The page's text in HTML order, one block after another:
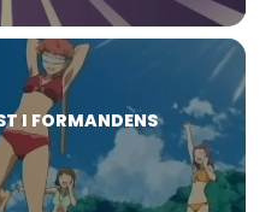
I FORMANDENS